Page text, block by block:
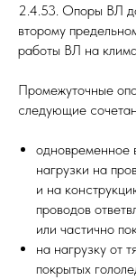
2.4.53. Опоры ВЛ
второму
работы ВЛ на
Промежуточные
следующие
одновременное
нагрузки на
и на
проводов
или частично
на нагрузку от
покрытых